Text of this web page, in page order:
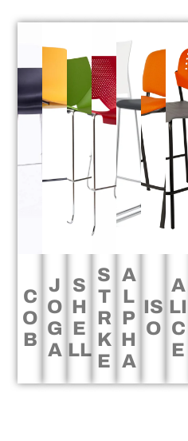
C
O
B
J
O
G
A
S
H
E
LL
S
T
R
K
E
A
L
P
H
A
IS
O
A
LI
C
E